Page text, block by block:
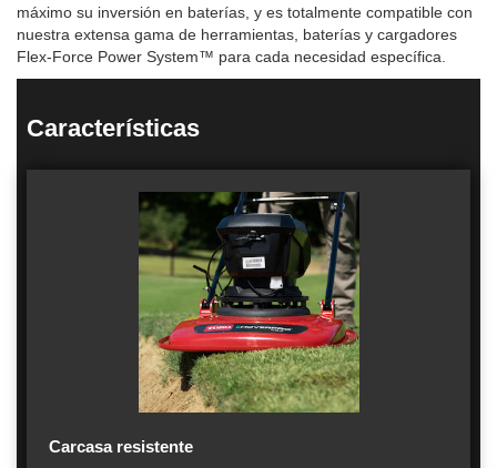
máximo su inversión en baterías, y es totalmente compatible con
nuestra extensa gama de herramientas, baterías y cargadores
Flex-Force Power System™ para cada necesidad específica.
Características
Carcasa resistente